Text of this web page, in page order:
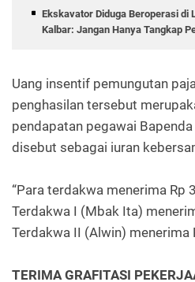
Ekskavator Diduga Beroperasi di
Kalbar: Jangan Hanya Tangkap
Uang insentif pemungutan
penghasilan tersebut
pendapatan pegawai
disebut sebagai iuran
“Para terdakwa menerima Rp
Terdakwa I (Mbak Ita)
Terdakwa II (Alwin) menerima
TERIMA GRAFITASI